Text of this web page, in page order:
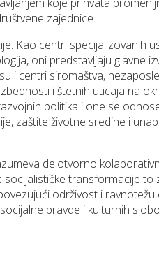
zajednice.
Kao centri specijalizovanih
oni predstavlјaju glavne
i centri siromaštva,
i štetnih uticaja na
politika i one se
zaštite životne sredine i
delotvorno
socijalističke transformacije to
održivost i
pravde i kulturnih